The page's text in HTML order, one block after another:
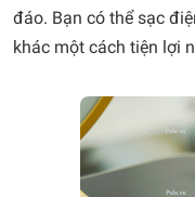
đáo. Bạn có thể sạc
khác một cách tiện lợi